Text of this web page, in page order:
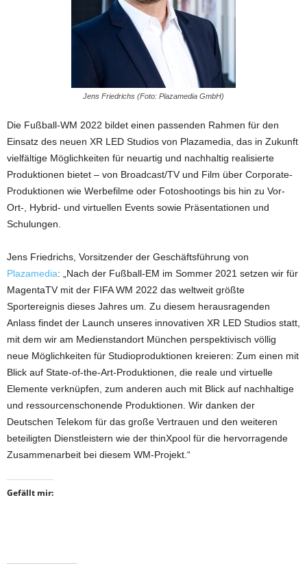
Jens Friedrichs (Foto: Plazamedia GmbH)
Die Fußball-WM 2022 bildet einen passenden Rahmen für den
Einsatz des neuen XR LED Studios von Plazamedia, das in Zukunft
vielfältige Möglichkeiten für neuartig und nachhaltig realisierte
Produktionen bietet – von Broadcast/TV und Film über Corporate-
Produktionen wie Werbefilme oder Fotoshootings bis hin zu Vor-
Ort-, Hybrid- und virtuellen Events sowie Präsentationen und
Schulungen.
Jens Friedrichs, Vorsitzender der Geschäftsführung von
Plazamedia: „Nach der Fußball-EM im Sommer 2021 setzen wir für
MagentaTV mit der FIFA WM 2022 das weltweit größte
Sportereignis dieses Jahres um. Zu diesem herausragenden
Anlass findet der Launch unseres innovativen XR LED Studios statt,
mit dem wir am Medienstandort München perspektivisch völlig
neue Möglichkeiten für Studioproduktionen kreieren: Zum einen mit
Blick auf State-of-the-Art-Produktionen, die reale und virtuelle
Elemente verknüpfen, zum anderen auch mit Blick auf nachhaltige
und ressourcenschonende Produktionen. Wir danken der
Deutschen Telekom für das große Vertrauen und den weiteren
beteiligten Dienstleistern wie der thinXpool für die hervorragende
Zusammenarbeit bei diesem WM-Projekt.“
Gefällt mir: